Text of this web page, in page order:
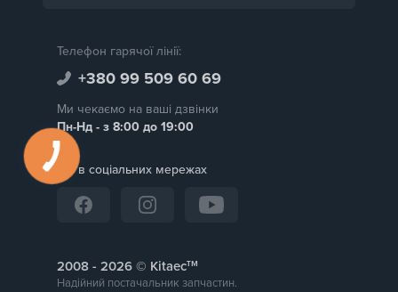
Телефон гарячої лінії:
+380 99 509 60 69
Ми чекаємо на ваші дзвінки
Пн-Нд - з 8:00 до 19:00
Ми в соціальних мережах
2008 - © Kitaecтм
Надійний постачальник запчастин.